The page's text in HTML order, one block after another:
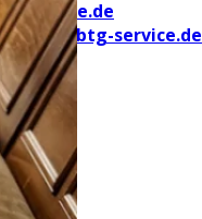
service.de
www.btg-service.de